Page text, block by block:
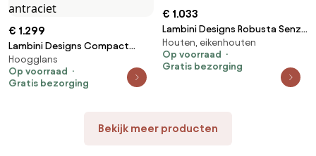
€ 1.299
Lambini Designs Compact
Stone badkamermeubel 100cm
2 kraangaten hoogglans
antraciet
Hoogglans
Op voorraad
Gratis bezorging
€ 1.033
Lambini Designs Robusta Senza
badkamermeubel eiken 60cm
Houten, eikenhouten
Op voorraad
Gratis bezorging
Bekijk meer producten